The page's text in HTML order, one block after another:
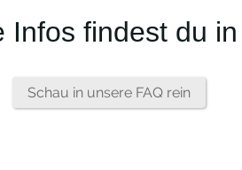
Infos findest du
Schau in unsere FAQ rein